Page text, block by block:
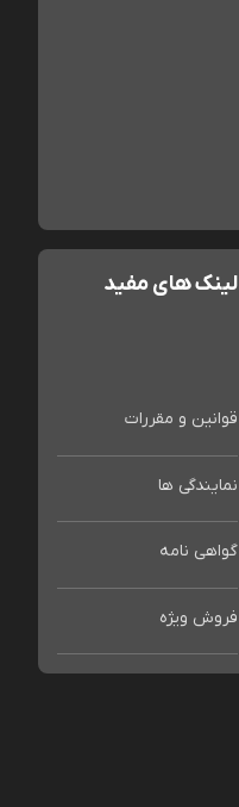
لینک های مفید
قوانین و مقررات
نمایندگی ها
گواهی نامه
فروش ویژه